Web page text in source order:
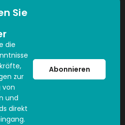
Sie
die
zur
von
und
direkt
Abonnieren